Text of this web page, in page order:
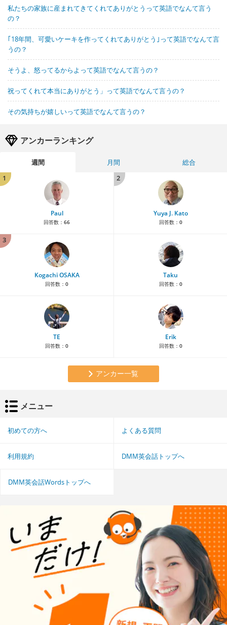
私たちの家族に産まれてきてくれてありがとうって英語でなんて言う
の？
｢18年間、可愛いケーキを作ってくれてありがとう｣って英語でなんて言
うの？
そうよ、怒ってるからよって英語でなんて言うの？
祝ってくれて本当にありがとう」って英語でなんて言うの？
その気持ちが嬉しいって英語でなんて言うの？
アンカーランキング
週間 月間
総合
1
Paul
回答数： 66
2
Yuya J. Kato
回答数： 0
3
Kogachi OSAKA
回答数： 0
Taku
回答数： 0
TE
回答数： 0
Erik
回答数： 0
アンカー一覧
メニュー
初めての方へ よくある質問
利用規約 DMM英会話トップへ
DMM英会話Wordsトップへ